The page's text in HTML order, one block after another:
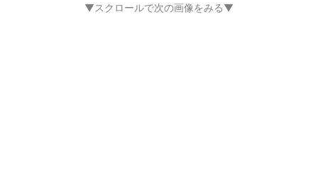
▼スクロールで次の画像をみる▼